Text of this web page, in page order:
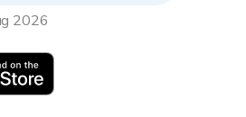
2026